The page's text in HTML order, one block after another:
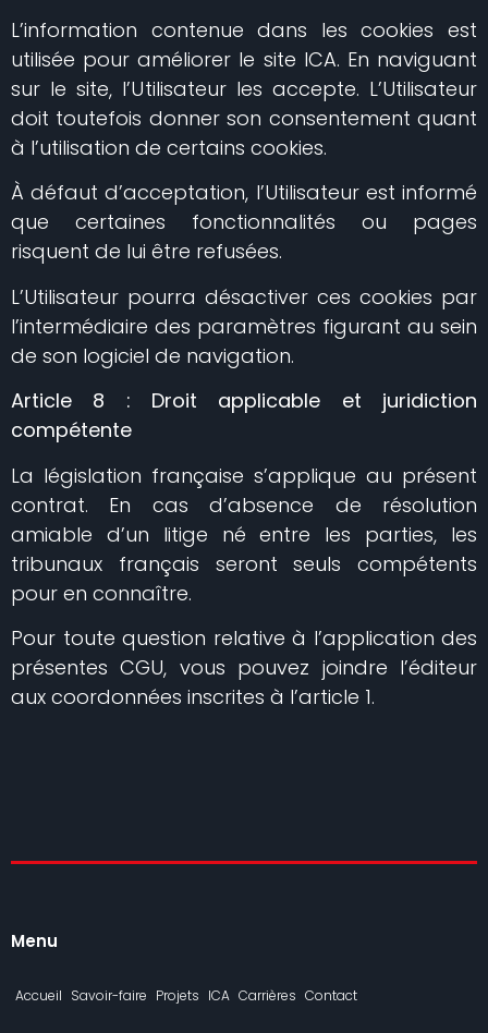
L’information contenue dans les cookies est
utilisée pour améliorer le site ICA. En naviguant
sur le site, l’Utilisateur les accepte. L’Utilisateur
doit toutefois donner son consentement quant
à l’utilisation de certains cookies.
À défaut d’acceptation, l’Utilisateur est informé
que certaines fonctionnalités ou pages
risquent de lui être refusées.
L’Utilisateur pourra désactiver ces cookies par
l’intermédiaire des paramètres figurant au sein
de son logiciel de navigation.
Article 8 : Droit applicable et juridiction
compétente
La législation française s’applique au présent
contrat. En cas d’absence de résolution
amiable d’un litige né entre les parties, les
tribunaux français seront seuls compétents
pour en connaître.
Pour toute question relative à l’application des
présentes CGU, vous pouvez joindre l’éditeur
aux coordonnées inscrites à l’article 1.
Menu
Accueil Savoir-faire Projets ICA Carrières Contact